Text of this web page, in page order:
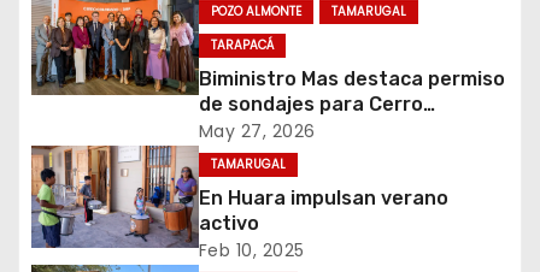
c
i
n
d
POZO ALMONTE
TAMARUGAL
TARAPACÁ
Biministro Mas destaca permiso
de sondajes para Cerro
Colorado
May 27, 2026
TAMARUGAL
En Huara impulsan verano
activo
Feb 10, 2025